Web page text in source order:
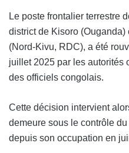
Le poste frontalier terrestre
district de Kisoro (Ouganda)
(Nord-Kivu, RDC), a été
juillet 2025 par les autorités
des officiels congolais.
Cette décision intervient
demeure sous le contrôle
depuis son occupation en